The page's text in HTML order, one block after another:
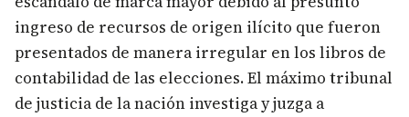
ingreso de recursos de origen ilícito que fueron
presentados de manera irregular en los libros de
contabilidad de las elecciones. El máximo tribunal
de justicia de la nación investiga y juzga a